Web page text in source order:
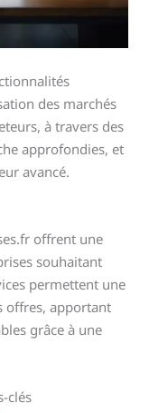
des marchés
à travers des
approfondies, et
avancé.
offrent une
souhaitant
permettent une
offres, apportant
grâce à une
clés